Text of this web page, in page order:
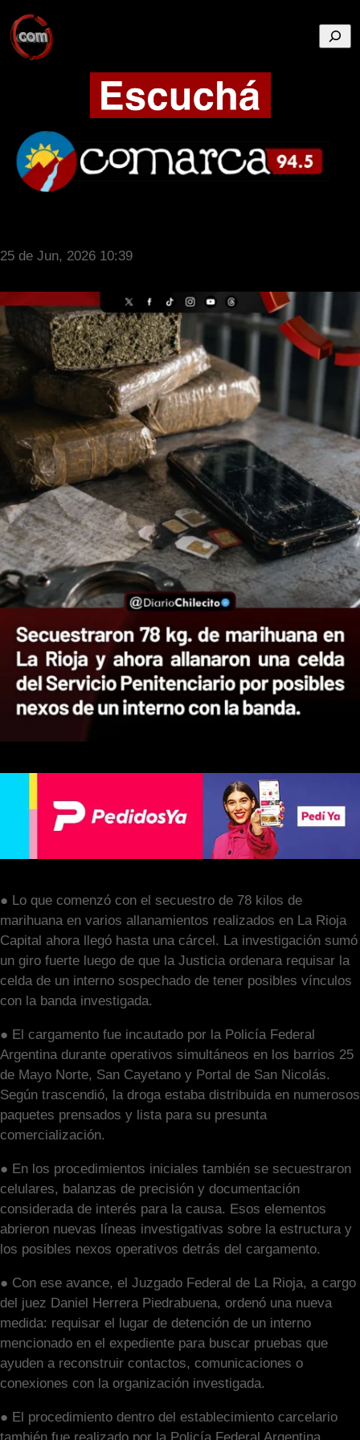
25 de Jun, 2026 10:39
● Lo que comenzó con el secuestro de 78 kilos de
marihuana en varios allanamientos realizados en La Rioja
Capital ahora llegó hasta una cárcel. La investigación sumó
un giro fuerte luego de que la Justicia ordenara requisar la
celda de un interno sospechado de tener posibles vínculos
con la banda investigada.
● El cargamento fue incautado por la Policía Federal
Argentina durante operativos simultáneos en los barrios 25
de Mayo Norte, San Cayetano y Portal de San Nicolás.
Según trascendió, la droga estaba distribuida en numerosos
paquetes prensados y lista para su presunta
comercialización.
● En los procedimientos iniciales también se secuestraron
celulares, balanzas de precisión y documentación
considerada de interés para la causa. Esos elementos
abrieron nuevas líneas investigativas sobre la estructura y
los posibles nexos operativos detrás del cargamento.
● Con ese avance, el Juzgado Federal de La Rioja, a cargo
del juez Daniel Herrera Piedrabuena, ordenó una nueva
medida: requisar el lugar de detención de un interno
mencionado en el expediente para buscar pruebas que
ayuden a reconstruir contactos, comunicaciones o
conexiones con la organización investigada.
● El procedimiento dentro del establecimiento carcelario
también fue realizado por la Policía Federal Argentina.